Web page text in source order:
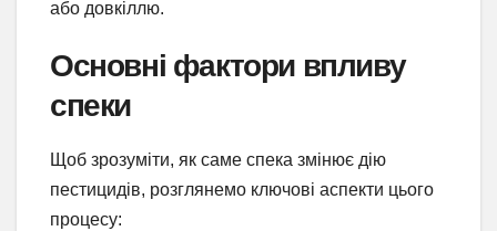
або довкіллю.
Основні фактори впливу
спеки
Щоб зрозуміти, як саме спека змінює дію
пестицидів, розглянемо ключові аспекти цього
процесу: